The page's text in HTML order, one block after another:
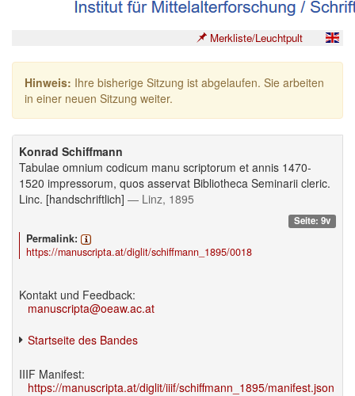
Merkliste/Leuchtpult
Hinweis: Ihre bisherige Sitzung ist abgelaufen. Sie arbeiten
in einer neuen Sitzung weiter.
Konrad Schiffmann
Tabulae omnium codicum manu scriptorum et annis 1470-
1520 impressorum, quos asservat Bibliotheca Seminarii cleric.
Linc. [handschriftlich] — Linz, 1895
Seite: 9v
Permalink:
https://manuscripta.at/diglit/schiffmann_1895/0018
Kontakt und Feedback:
manuscripta@oeaw.ac.at
Startseite des Bandes
IIIF Manifest:
https://manuscripta.at/diglit/iiif/schiffmann_1895/manifest.json